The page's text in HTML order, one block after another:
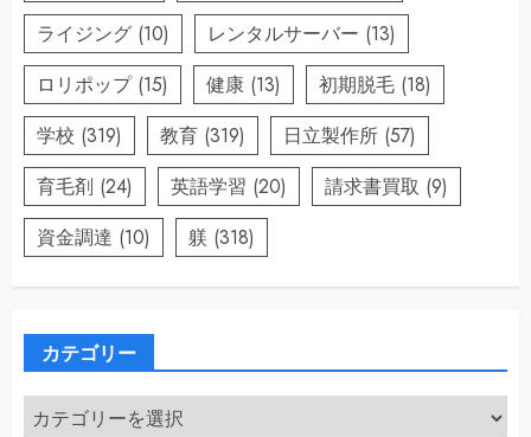
ライジング (10) レンタルサーバー (13)
ロリポップ(15) 健康 (13) 初期脱毛 (18)
学校 (319) 教育 (319) 日立製作所 (57)
育毛剤 (24) 英語学習 (20) 請求書買取 (9)
資金調達 (10) 躾 (318)
カテゴリー
カ